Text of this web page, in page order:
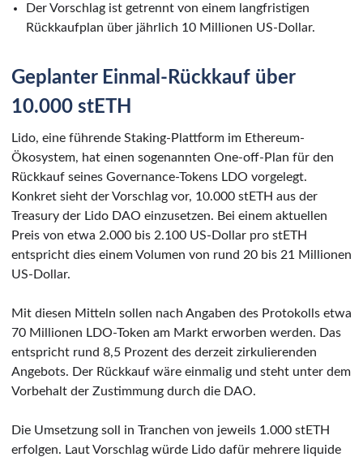
Der Vorschlag ist getrennt von einem langfristigen
Rückkaufplan über jährlich 10 Millionen US-Dollar.
Geplanter Einmal-Rückkauf über
10.000 stETH
Lido, eine führende Staking-Plattform im Ethereum-
Ökosystem, hat einen sogenannten One-off-Plan für den
Rückkauf seines Governance-Tokens LDO vorgelegt.
Konkret sieht der Vorschlag vor, 10.000 stETH aus der
Treasury der Lido DAO einzusetzen. Bei einem aktuellen
Preis von etwa 2.000 bis 2.100 US-Dollar pro stETH
entspricht dies einem Volumen von rund 20 bis 21 Millionen
US-Dollar.
Mit diesen Mitteln sollen nach Angaben des Protokolls etwa
70 Millionen LDO-Token am Markt erworben werden. Das
entspricht rund 8,5 Prozent des derzeit zirkulierenden
Angebots. Der Rückkauf wäre einmalig und steht unter dem
Vorbehalt der Zustimmung durch die DAO.
Die Umsetzung soll in Tranchen von jeweils 1.000 stETH
erfolgen. Laut Vorschlag würde Lido dafür mehrere liquide